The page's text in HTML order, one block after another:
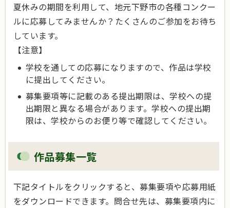
夏休みの期間を利用して、地元下野市の各種コンクー
ルに応募してみませんか？たくさんのご参加をお待ち
しています。
【注意】
学校を通しての応募になりますので、作品は学校
に提出してください。
募集要項等に記載のある提出期限は、学校への提
出期限と異なる場合があります。学校への提出期
限は、学校からのお便り等で確認してください。
作品募集一覧
下記タイトルをクリックすると、募集要項や応募用紙
をダウンロードできます。問合せ先は、募集要項内に